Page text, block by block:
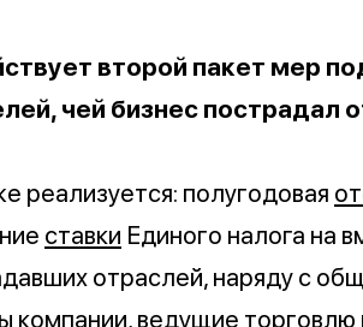
второй пакет мер
чей бизнес пострадал
реализуется: полугодовая
ставки Единого налога на
отраслей, наряду с
компании, ведущие